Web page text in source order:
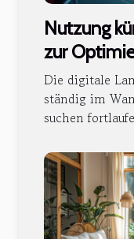
Nutzung
zur
Die digitale
ständig im
suchen